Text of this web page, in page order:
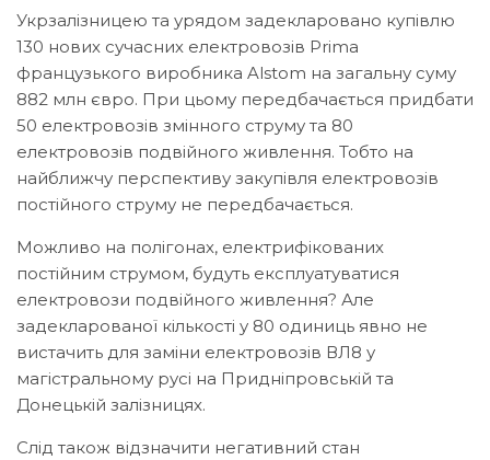
Укрзалізницею та урядом задекларовано купівлю
130 нових сучасних електровозів Prima
французького виробника Alstom на загальну суму
882 млн євро. При цьому передбачається придбати
50 електровозів змінного струму та 80
електровозів подвійного живлення. Тобто на
найближчу перспективу закупівля електровозів
постійного струму не передбачається.
Можливо на полігонах, електрифікованих
постійним струмом, будуть експлуатуватися
електровози подвійного живлення? Але
задекларованої кількості у 80 одиниць явно не
вистачить для заміни електровозів ВЛ8 у
магістральному русі на Придніпровській та
Донецькій залізницях.
Слід також відзначити негативний стан